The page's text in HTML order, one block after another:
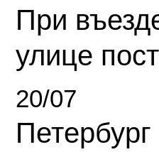
При
улице
20/07